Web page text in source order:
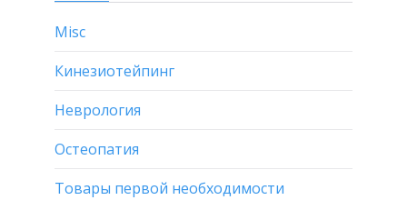
Misc
Кинезиотейпинг
Неврология
Остеопатия
Товары первой необходимости